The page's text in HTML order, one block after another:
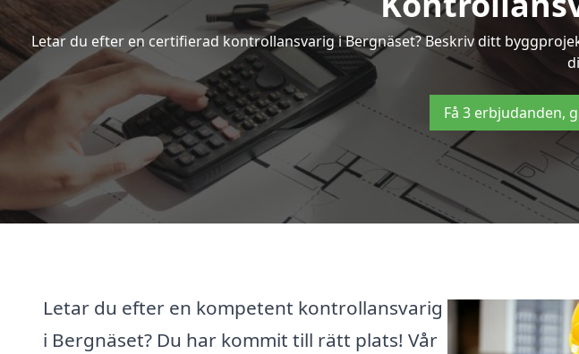
Letar du efter en certifierad kontrollansvarig i Bergnäset? Beskriv ditt
Få 3 erbjudanden,
Letar du efter en kompetent kontrollansvarig
i Bergnäset? Du har kommit till rätt plats! Vår